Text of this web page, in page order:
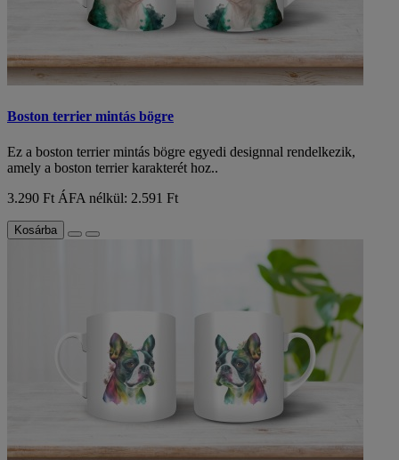
Boston terrier mintás bögre
Ez a boston terrier mintás bögre egyedi designnal rendelkezik,
amely a boston terrier karakterét hoz..
3.290 Ft ÁFA nélkül: 2.591 Ft
Kosárba